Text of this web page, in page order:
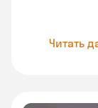
Читать